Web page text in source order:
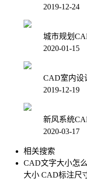
2019-12-24
城市规划
2020-01-15
CAD室内设
2019-12-19
新风系统
2020-03-17
相关搜索
CAD文字大小怎
大小 CAD标注尺